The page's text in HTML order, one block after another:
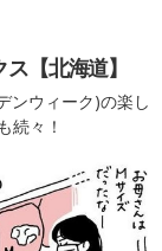
【北海道】
ンウィーク)の楽し
続々！